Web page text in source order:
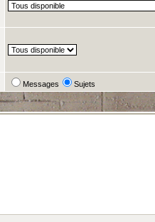
Messages Sujets